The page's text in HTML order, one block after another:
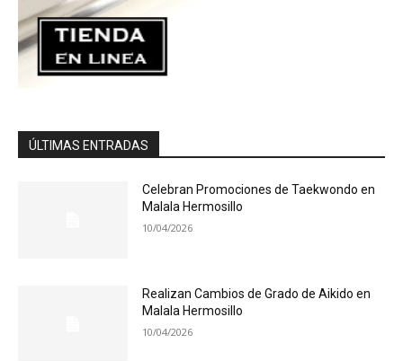
ÚLTIMAS ENTRADAS
Celebran Promociones de Taekwondo en
Malala Hermosillo
10/04/2026
Realizan Cambios de Grado de Aikido en
Malala Hermosillo
10/04/2026